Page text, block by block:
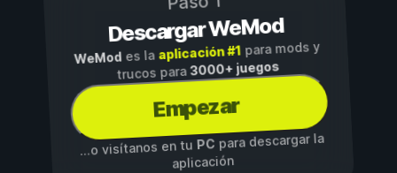
Descargar WeMod
WeMod es la aplicación #1para mods y
trucos para3000+ juegos
Empezar
...o visítanos en tuPCpara descargar la
aplicación